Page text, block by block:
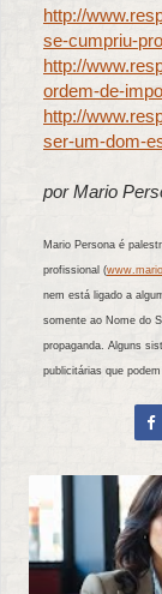
http://
se-cumpriu-
http://
ordem-de-
http://
ser-um-dom-
por Mario
Mario Persona é
profissional (
nem está ligado a
somente ao Nome do
propaganda. Alguns
publicitárias que